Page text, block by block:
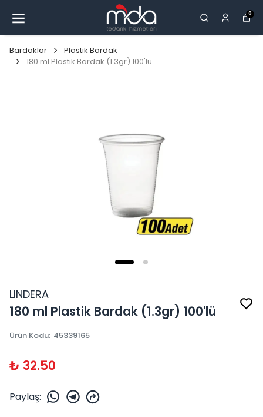
0
Bardaklar
Plastik Bardak
180 ml Plastik Bardak (1.3gr) 100'lü
LINDERA
180 ml Plastik Bardak (1.3gr) 100'lü
Ürün Kodu: 45339165
₺ 32.50
Paylaş: